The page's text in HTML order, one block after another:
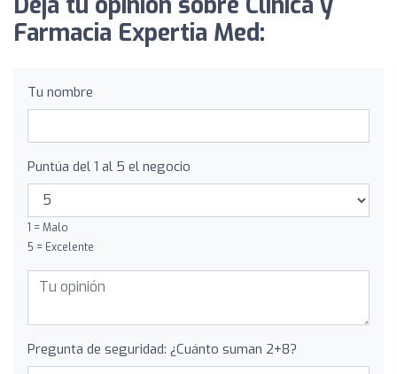
Farmacia Expertia Med:
Tu nombre
Puntúa del 1 al 5 el negocio
1 = Malo
5 = Excelente
Pregunta de seguridad: ¿Cuánto suman 2+8?